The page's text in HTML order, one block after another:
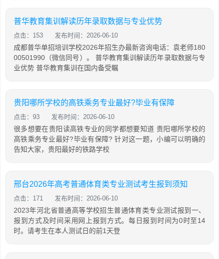
普华教育集训解读历年录取数据与专业优势
点击：153 发布时间：2026-06-10
成都普华单招培训学校2026年招生办最新咨询电话：袁老师180
00501990（微信同号）。 普华教育集训解读历年录取数据与专
业优势 普华教育集训在国内备受瞩
贵阳哪所学校的高铁乘务专业最好?毕业有保障
点击：93 发布时间：2026-06-10
很多想要在贵阳读高铁专业的同学都想要知道 贵阳哪所学校的
高铁乘务专业最好?毕业有保障? 针对这一题，小编可以明确的
告知大家，贵阳最好的铁路学校
邢台2026年高考普通体育类专业测试考生报到须知
点击：171 发布时间：2026-06-10
2023年河北省普通高等学校招生普通体育类专业测试报到一、
报到方式及时间采用网上报到方式。每日报到时间为0时至14
时。请考生在本人测试日的前1天登